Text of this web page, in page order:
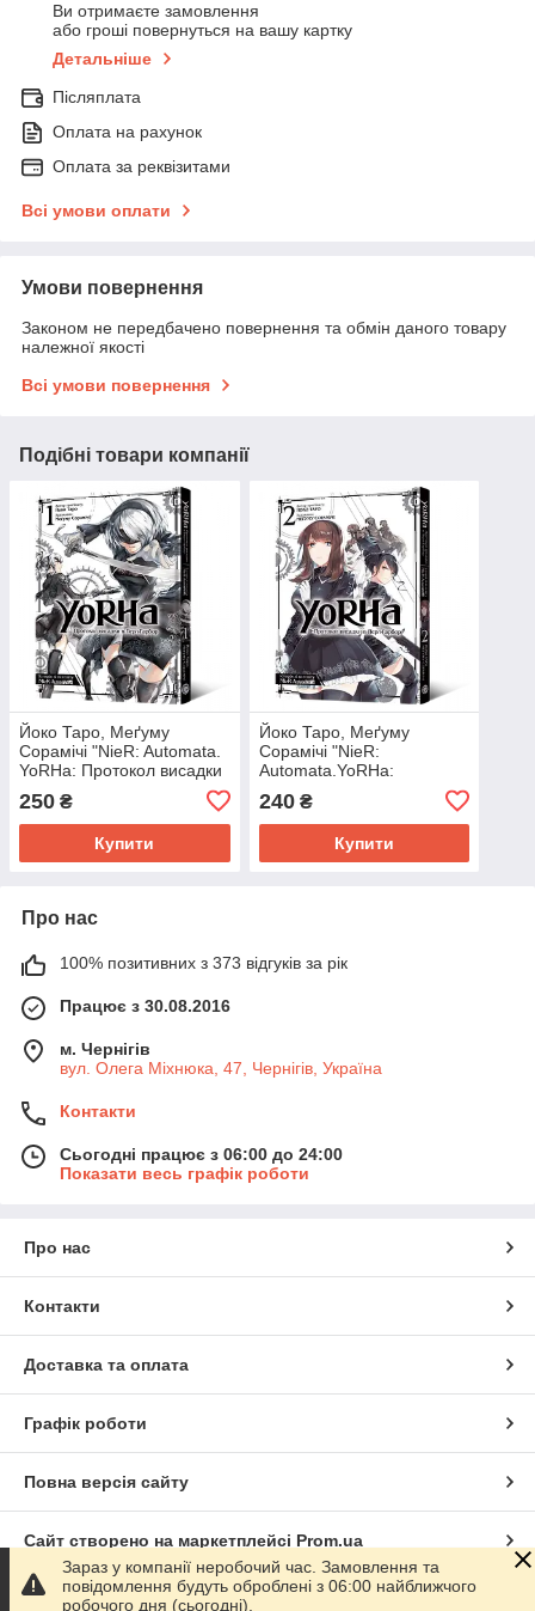
Ви отримаєте замовлення
або гроші повернуться на вашу картку
Детальніше
Післяплата
Оплата на рахунок
Оплата за реквізитами
Всі умови оплати
Умови повернення
Законом не передбачено повернення та обмін даного товару
належної якості
Всі умови повернення
Подібні товари компанії
Йоко Таро, Меґуму
Сорамічі "NieR: Automata.
YoRHa: Протокол висадки
250 ₴
Купити
Йоко Таро, Меґуму
Сорамічі "NieR:
Automata.YoRHa:
Протокол висадки в Перл-
Гарбор. Том 2"
240₴
Купити
Про нас
100% позитивних з 373 відгуків за рік
Працює з 30.08.2016
м. Чернігів
вул. Олега Міхнюка, 47, Чернігів, Україна
Контакти
Сьогодні працює з 06:00 до 24:00
Показати весь графік роботи
Про нас
Контакти
Доставка та оплата
Графік роботи
Повна версія сайту
Сайт створено на маркетплейсі Prom.ua
Політика конфіденційності
Зараз у компанії неробочий час. Замовлення та
повідомлення будуть оброблені з 06:00 найближчого
робочого дня (сьогодні).